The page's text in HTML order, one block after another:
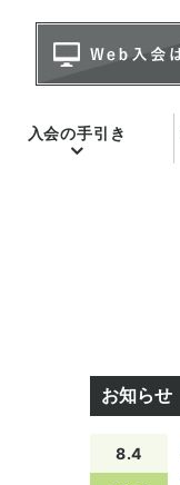
入会の手引き
お知らせ
8.4